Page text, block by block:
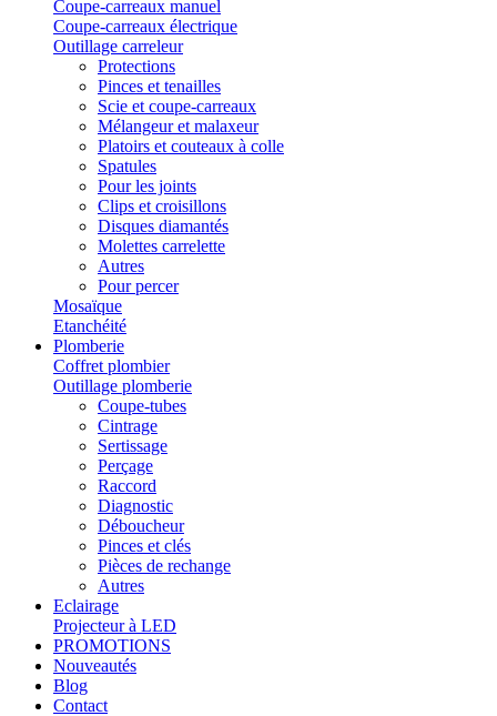
Coupe-carreaux manuel
Coupe-carreaux électrique
Outillage carreleur
Protections
Pinces et tenailles
Scie et coupe-carreaux
Mélangeur et malaxeur
Platoirs et couteaux à colle
Spatules
Pour les joints
Clips et croisillons
Disques diamantés
Molettes carrelette
Autres
Pour percer
Mosaïque
Etanchéité
Plomberie
Coffret plombier
Outillage plomberie
Coupe-tubes
Cintrage
Sertissage
Perçage
Raccord
Diagnostic
Déboucheur
Pinces et clés
Pièces de rechange
Autres
Eclairage
Projecteur à LED
PROMOTIONS
Nouveautés
Blog
Contact